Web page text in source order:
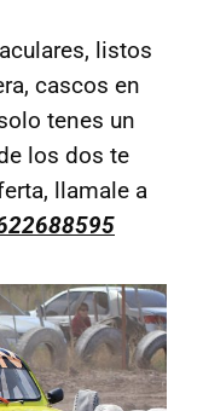
listos
cascos en
tenes un
los dos te
llamale a